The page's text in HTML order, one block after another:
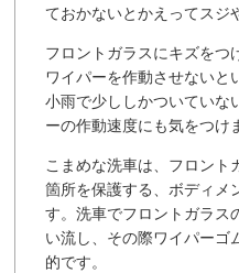
ておかないとかえってスジ
フロントガラスにキズをつ
ワイパーを作動させないと
小雨で少ししかついていな
ーの作動速度にも気をつけ
こまめな洗車は、フロント
箇所を保護する、ボディメ
す。洗車でフロントガラス
い流し、その際ワイパーゴ
的です。